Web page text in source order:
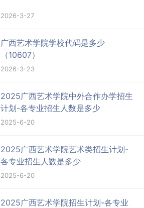
2026-3-27
广西艺术学院学校代码是多少
（10607）
2026-3-23
2025广西艺术学院中外合作办学招生
计划-各专业招生人数是多少
2025-6-20
2025广西艺术学院艺术类招生计划-
各专业招生人数是多少
2025-6-20
2025广西艺术学院招生计划-各专业